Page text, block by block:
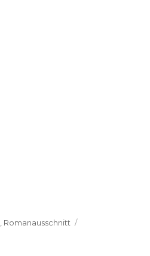
Romanausschnitt